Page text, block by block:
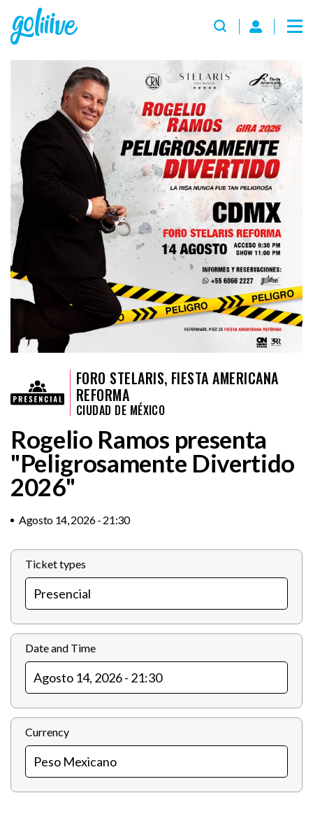
FORO STELARIS, FIESTA AMERICANA
REFORMA
CIUDAD DE MÉXICO
Rogelio Ramos presenta
"Peligrosamente Divertido
2026"
Agosto 14, 2026 - 21:30
Ticket types
Date and Time
Currency